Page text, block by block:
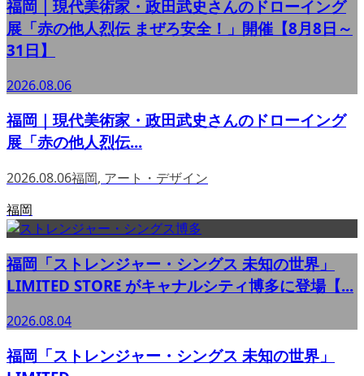
福岡｜現代美術家・政田武史さんのドローイング
展「赤の他人烈伝 まぜろ安全！」開催【8月8日～
31日】
2026.08.06
福岡｜現代美術家・政田武史さんのドローイング
展「赤の他人烈伝...
2026.08.06福岡, アート・デザイン
福岡
福岡「ストレンジャー・シングス 未知の世界」
LIMITED STORE がキャナルシティ博多に登場【...
2026.08.04
福岡「ストレンジャー・シングス 未知の世界」